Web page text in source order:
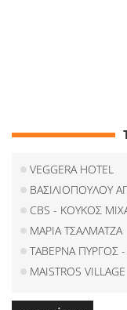
VEGGERA HOTEL
ΒΑΣΙΛΙΟΠΟΥΛΟΥ
CBS - ΚΟΥΚΟΣ
ΜΑΡΙΑ ΤΣΑΛΜΑΤΖΑ
ΤΑΒΕΡΝΑ ΠΥΡΓΟΣ -
MAISTROS VILLAGE